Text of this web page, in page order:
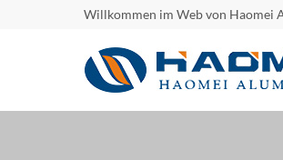
Willkommen im Web von Haomei